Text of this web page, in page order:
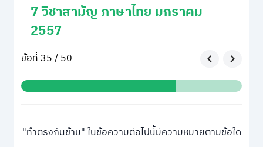
7 วิชาสามัญ ภาษาไทย มกราคม
2557
ข้อที่ 35 / 50
"ทำตรงกันข้าม" ในข้อความต่อไปนี้มีความหมายตามข้อใด